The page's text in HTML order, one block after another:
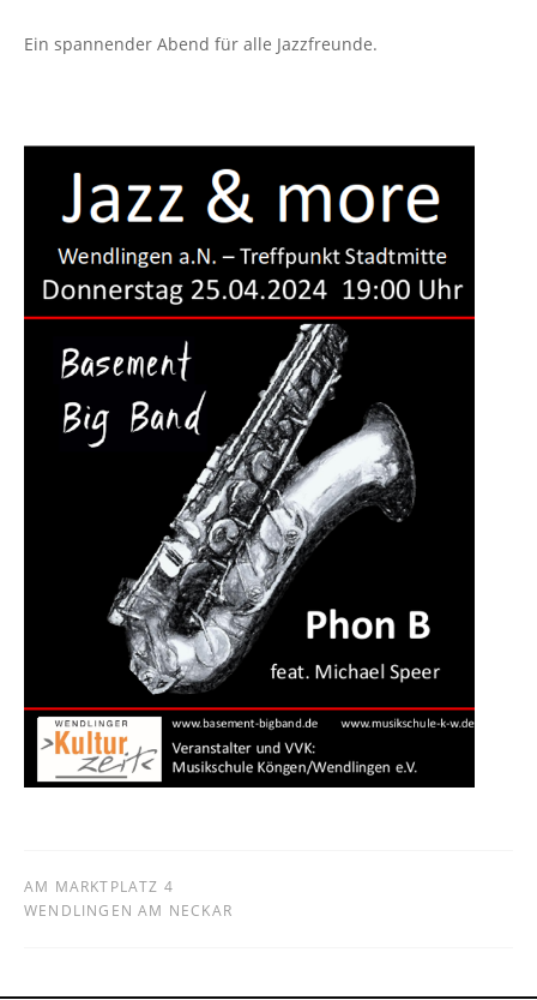
Ein spannender Abend für alle Jazzfreunde.
AM MARKTPLATZ 4
WENDLINGEN AM NECKAR